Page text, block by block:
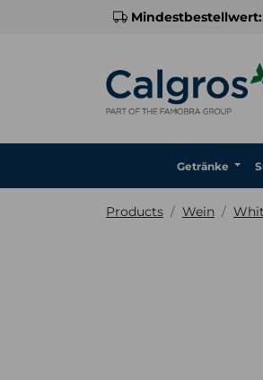
Getränke
Products Wein